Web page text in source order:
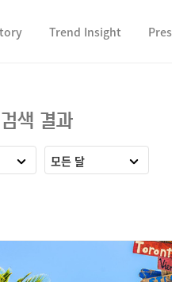
Trend Insight
색 결과
모든 달